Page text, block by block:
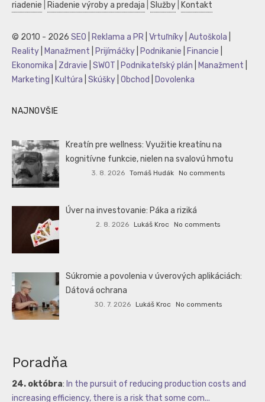
riadenie
Riadenie výroby a predaja Služby Kontakt
© 2010 - 2026 SEO Reklama a PR Vrtuľníky Autoškola
Reality
Manažment Prijímáčky Podnikanie Financie
Ekonomika
Zdravie SWOT Podnikateľský plán Manažment
Marketing
Kultúra Skúšky Obchod Dovolenka
NAJNOVŠIE
Kreatín pre wellness: Využitie kreatínu na
kognitívne funkcie, nielen na svalovú hmotu
3. 8. 2026 Tomáš Hudák No comments
Úver na investovanie: Páka a riziká
2. 8. 2026 Lukáš Kroc No comments
Súkromie a povolenia v úverových aplikáciách:
Dátová ochrana
30. 7. 2026 Lukáš Kroc No comments
Poradňa
24. októbra: In the pursuit of reducing production costs and
increasing efficiency, there is a risk that some com...